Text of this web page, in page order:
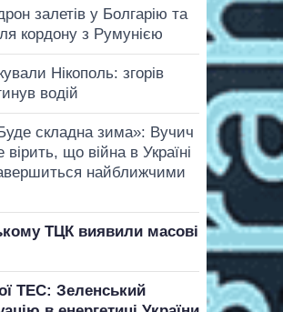
залетів у Болгарію та
кордону з Румунією
Нікополь: згорів
водій
складна зима»: Вучич
вірить, що війна в Україні
найближчими
ТЦК виявили масові
ТЕС: Зеленський